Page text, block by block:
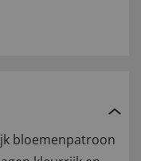
bloemenpatroon